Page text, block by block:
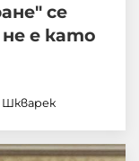
се
е като